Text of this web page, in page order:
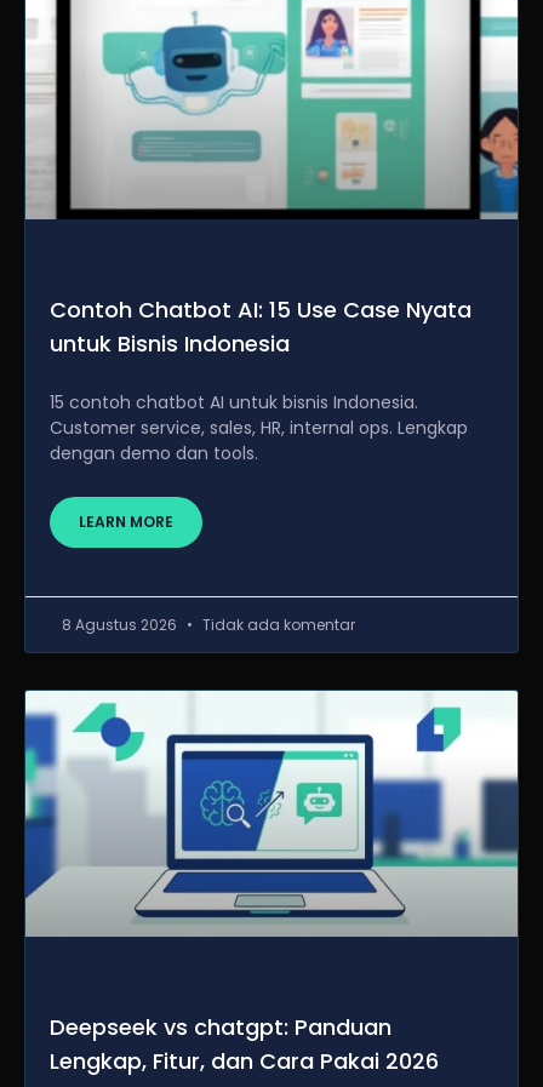
Contoh Chatbot AI: 15 Use Case Nyata
untuk Bisnis Indonesia
15 contoh chatbot AI untuk bisnis Indonesia.
Customer service, sales, HR, internal ops. Lengkap
dengan demo dan tools.
LEARN MORE
8 Agustus 2026 Tidak ada komentar
Deepseek vs chatgpt: Panduan
Lengkap, Fitur, dan Cara Pakai 2026